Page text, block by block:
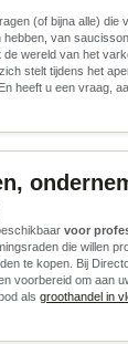
(of bijna alle) die
van
de wereld van het
stelt tijdens het
heeft u een vraag,
voor
die willen
te kopen. Bij
voorbereid om aan
als groothandel in